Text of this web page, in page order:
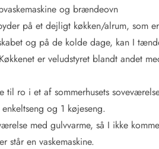
og brændeovn
på et dejligt køkken/alrum, som
og på de kolde dage, kan I
er veludstyret blandt andet
til ro i et af sommerhusets
og 1 køjeseng.
med gulvvarme, så I ikke
står en vaskemaskine.